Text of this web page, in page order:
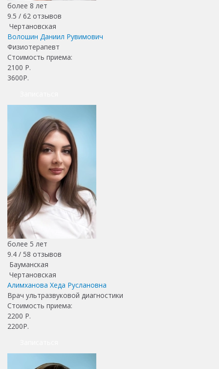
более 8 лет
9.5 / 62 отзывов
Чертановская
Волошин Даниил Рувимович
Физиотерапевт
Стоимость приема:
2100 Р.
3600Р.
более 5 лет
9.4 / 58 отзывов
Бауманская
Чертановская
Алимханова Хеда Руслановна
Врач ультразвуковой диагностики
Стоимость приема:
2200 Р.
2200Р.